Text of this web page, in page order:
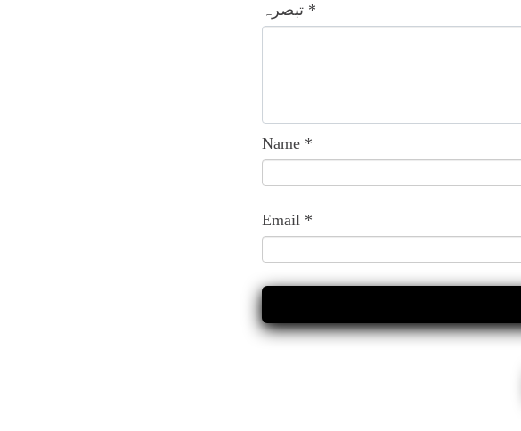
تبصرہ *
Name *
Email *